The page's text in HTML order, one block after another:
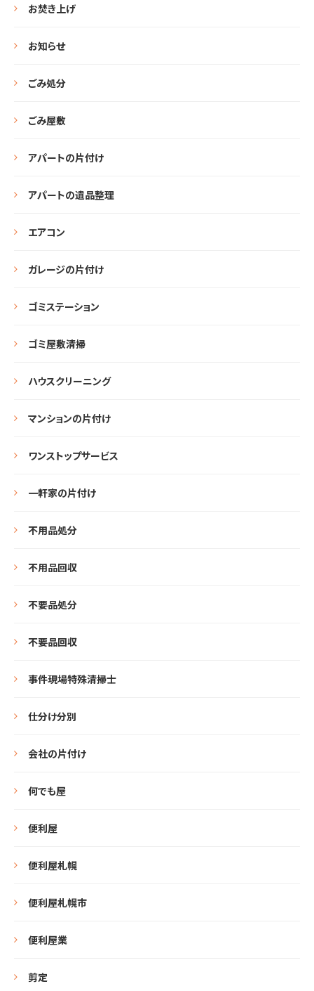
お焚き上げ
お知らせ
ごみ処分
ごみ屋敷
アパートの片付け
アパートの遺品整理
エアコン
ガレージの片付け
ゴミステーション
ゴミ屋敷清掃
ハウスクリーニング
マンションの片付け
ワンストップサービス
一軒家の片付け
不用品処分
不用品回収
不要品処分
不要品回収
事件現場特殊清掃士
仕分け分別
会社の片付け
何でも屋
便利屋
便利屋札幌
便利屋札幌市
便利屋業
剪定